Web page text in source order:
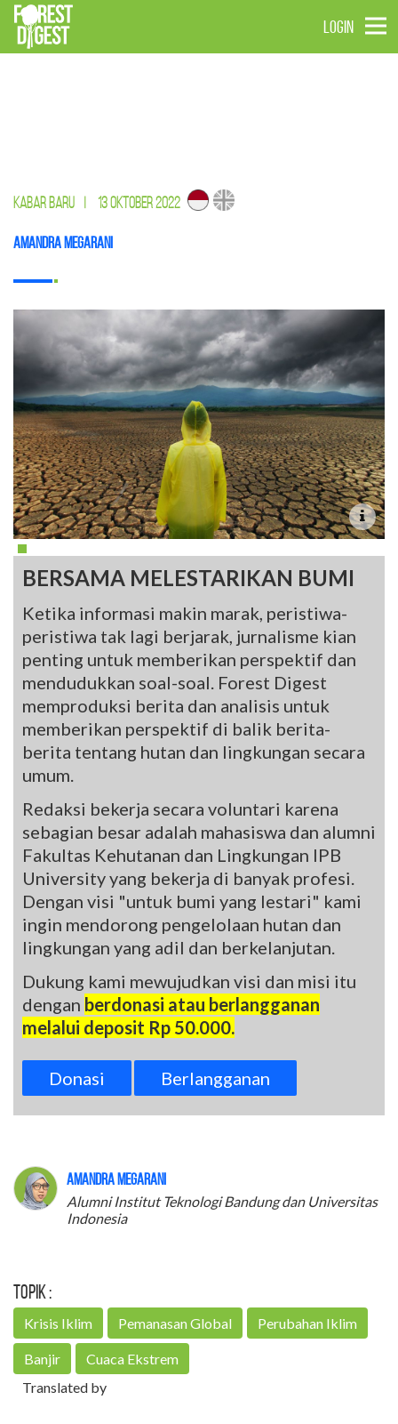
LOGIN
KABAR BARU 13 OKTOBER 2022
Amandra Megarani
BERSAMA MELESTARIKAN BUMI
Ketika informasi makin marak, peristiwa-
peristiwa tak lagi berjarak, jurnalisme kian
penting untuk memberikan perspektif dan
mendudukkan soal-soal. Forest Digest
memproduksi berita dan analisis untuk
memberikan perspektif di balik berita-
berita tentang hutan dan lingkungan secara
umum.
Redaksi bekerja secara voluntari karena
sebagian besar adalah mahasiswa dan alumni
Fakultas Kehutanan dan Lingkungan IPB
University yang bekerja di banyak profesi.
Dengan visi "untuk bumi yang lestari" kami
ingin mendorong pengelolaan hutan dan
lingkungan yang adil dan berkelanjutan.
Dukung kami mewujudkan visi dan misi itu
dengan berdonasi atau berlangganan
melalui deposit Rp 50.000.
Donasi Berlangganan
Amandra Megarani
Alumni Institut Teknologi Bandung dan Universitas
Indonesia
Topik :
Krisis Iklim Pemanasan Global Perubahan Iklim
Banjir
Cuaca Ekstrem
Translated by